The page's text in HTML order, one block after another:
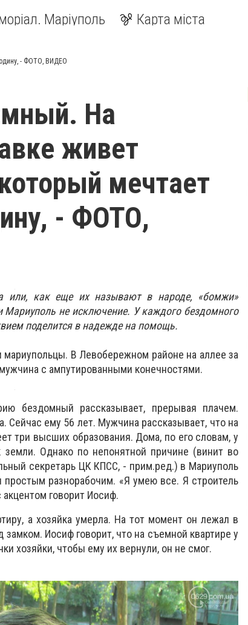
Маріуполь Карта міста
- ФОТО, ВИДЕО
На
живет
мечтает
- ФОТО,
или, как еще их называют в народе, «бомжи»
Мариуполь не исключение. У каждого бездомного
поделится в надежде на помощь.
В Левобережном районе на аллее за
с ампутированными конечностями.
бездомный рассказывает, прерывая плачем.
Сейчас ему 56 лет. Мужчина рассказывает, что на
три высших образования. Дома, по его словам, у
Однако по непонятной причине (винит во
секретарь ЦК КПСС, - прим.ред.) в Мариуполь
простым разнорабочим. «Я умею все. Я строитель
говорит Иосиф.
а хозяйка умерла. На тот момент он лежал в
Иосиф говорит, что на съемной квартире у
хозяйки, чтобы ему их вернули, он не смог.